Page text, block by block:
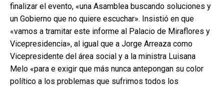
finalizar el evento, «una Asamblea buscando soluciones y
un Gobierno que no quiere escuchar». Insistió en que
«vamos a tramitar este informe al Palacio de Miraflores y
Vicepresidencia», al igual que a Jorge Arreaza como
Vicepresidente del área social y a la ministra Luisana
Melo «para e exigir que más nunca antepongan su color
político a los problemas que sufrimos todos los